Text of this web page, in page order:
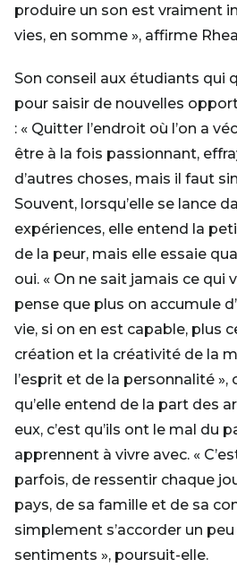
produire un son est vraiment
vies, en somme », affirme
Son conseil aux étudiants qui
pour saisir de nouvelles
: « Quitter l’endroit où l’on a
être à la fois passionnant,
d’autres choses, mais il faut
Souvent, lorsqu’elle se lance
expériences, elle entend la
de la peur, mais elle essaie
oui. « On ne sait jamais ce qui
pense que plus on accumule
vie, si on en est capable, plus
création et la créativité de la
l’esprit et de la personnalité »,
qu’elle entend de la part des
eux, c’est qu’ils ont le mal du
apprennent à vivre avec. «
parfois, de ressentir chaque
pays, de sa famille et de sa
simplement s’accorder un
sentiments », poursuit-elle.